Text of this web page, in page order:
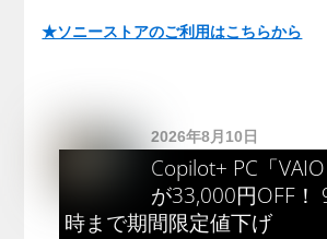
★ソニーストアのご利用はこちらから
2026年8月10日
Copilot+ PC「VAIO
が33,000円OFF！
時まで期間限定値下げ